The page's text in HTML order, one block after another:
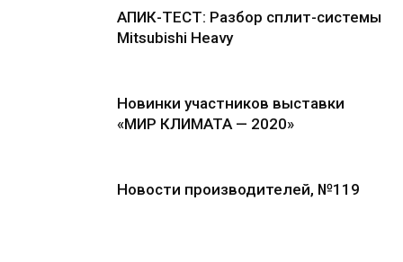
АПИК-ТЕСТ: Разбор сплит-системы
Mitsubishi Heavy
Новинки участников выставки
«МИР КЛИМАТА — 2020»
Новости производителей, №119